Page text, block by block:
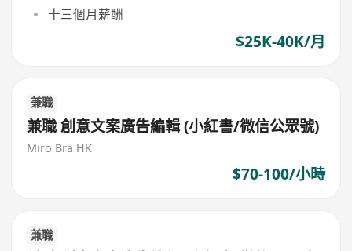
十三個月薪酬
$25K-40K/月
兼職
兼職 創意文案廣告編輯 (小紅書/微信公眾號)
Miro Bra HK
$70-100/小時
兼職